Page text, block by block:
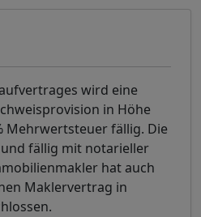
wird eine
in Höhe
Mehrwertsteuer fällig. Die
fällig mit notarieller
hat auch
Maklervertrag in